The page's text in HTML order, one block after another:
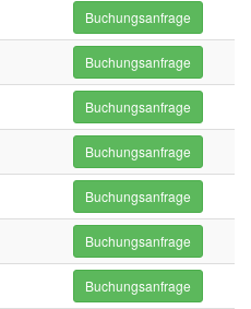
Buchungsanfrage
Buchungsanfrage
Buchungsanfrage
Buchungsanfrage
Buchungsanfrage
Buchungsanfrage
Buchungsanfrage